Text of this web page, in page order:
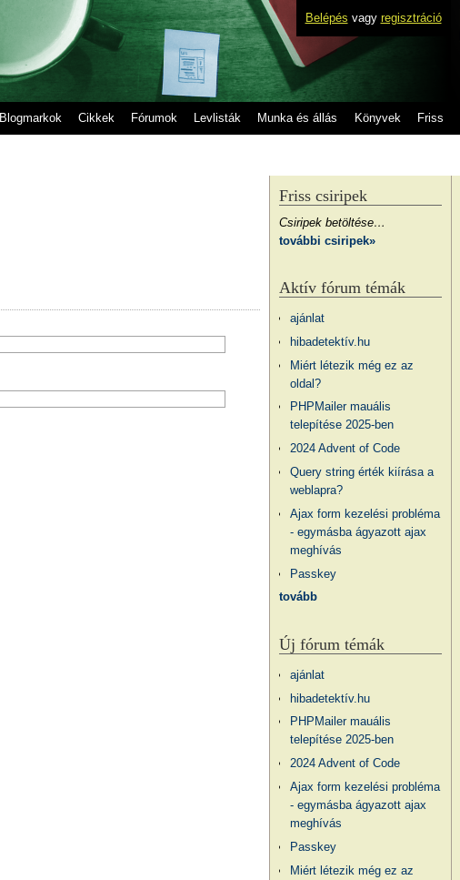
Belépés vagy regisztráció
Blogmarkok Cikkek Fórumok Levlisták Munka és állás Könyvek Friss
Friss csiripek
Csiripek betöltése…
további csiripek»
Aktív fórum témák
ajánlat
hibadetektív.hu
Miért létezik még ez az
oldal?
PHPMailer mauális
telepítése 2025-ben
2024 Advent of Code
Query string érték kiírása a
weblapra?
Ajax form kezelési probléma
- egymásba ágyazott ajax
meghívás
Passkey
tovább
Új fórum témák
ajánlat
hibadetektív.hu
PHPMailer mauális
telepítése 2025-ben
2024 Advent of Code
Ajax form kezelési probléma
- egymásba ágyazott ajax
meghívás
Passkey
Miért létezik még ez az